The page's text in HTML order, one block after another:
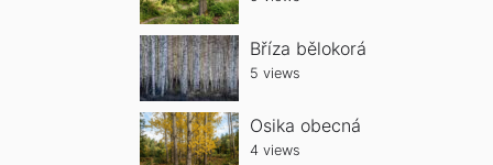
Bříza bělokorá
5 views
Osika obecná
4 views